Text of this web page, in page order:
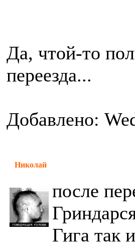
Да, чтой-то
переезда...
Добавлено:
Николай
после
Гига так